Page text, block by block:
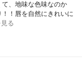
、地味な色味なのか
！唇を自然にきれいに
る